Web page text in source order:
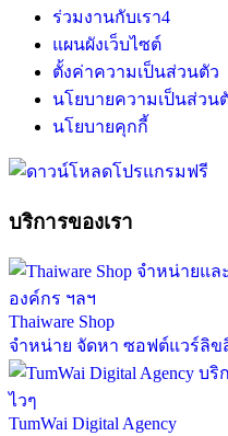
ร่วมงานกับเรา4
แผนผังเว็บไซต์
ตั้งค่าความเป็นส่วนตัว
นโยบายความเป็นส่วน
นโยบายคุกกี้
บริการของเรา
Thaiware Shop
จำหน่าย จัดหา ซอฟต์แวร์ลิ
TumWai Digital Agency